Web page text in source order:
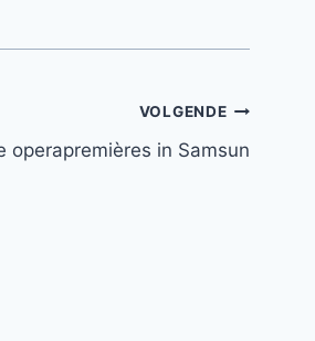
VOLGENDE
operapremières in Samsun